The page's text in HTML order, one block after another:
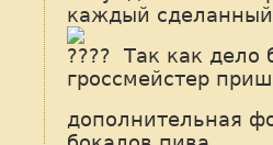
каждый
Так как дело
гроссмейстер
дополнительная